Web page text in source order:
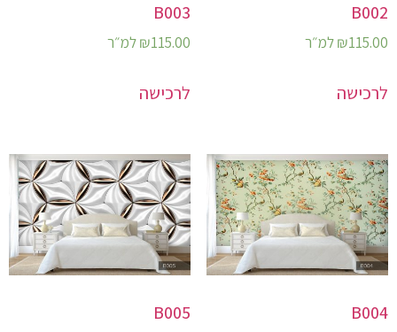
B002
₪115.00 למ״ר
לרכישה
B003
₪115.00 למ״ר
לרכישה
B004
B005